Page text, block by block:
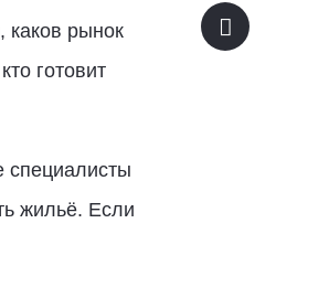
каков рынок
готовит
специалисты
жильё. Если